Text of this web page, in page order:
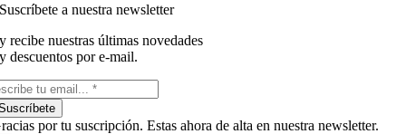
Suscríbete a nuestra newsletter
y recibe nuestras últimas novedades
y descuentos por e-mail.
por tu suscripción. Estas ahora de alta en nuestra newsletter.